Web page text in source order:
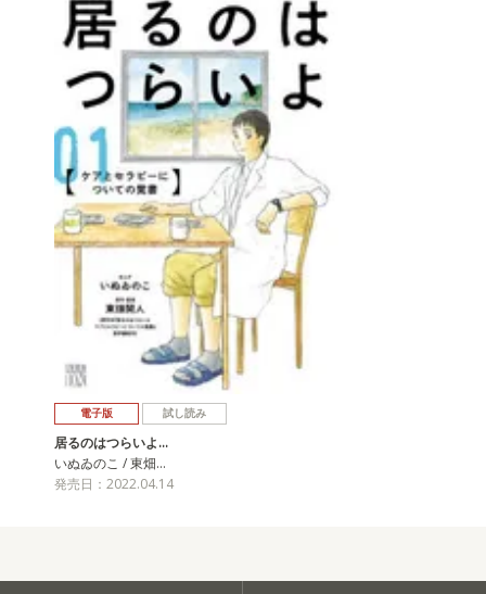
電子版 試し読み
居るのはつらいよ…
いぬゐのこ / 東畑…
発売日：2022.04.14